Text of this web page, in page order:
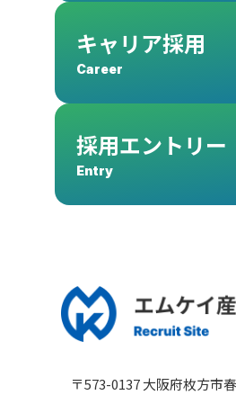
キャリア採用
Career
採用エントリー
Entry
〒573-0137 大阪府枚方市